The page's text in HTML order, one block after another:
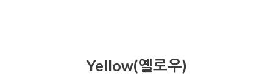
Yellow(옐로우)